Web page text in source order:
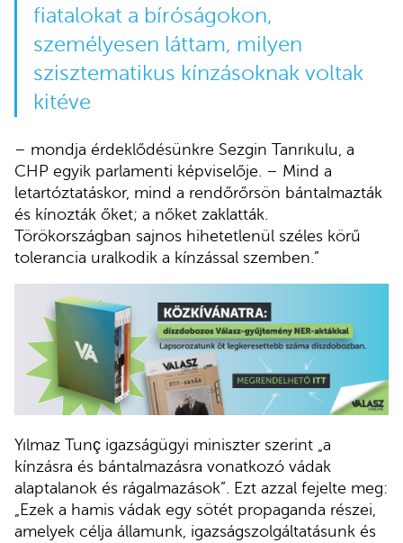
fiatalokat a bíróságokon,
személyesen láttam, milyen
szisztematikus kínzásoknak voltak
kitéve
– mondja érdeklődésünkre Sezgin Tanrıkulu, a
CHP egyik parlamenti képviselője. – Mind a
letartóztatáskor, mind a rendőrőrsön bántalmazták
és kínozták őket; a nőket zaklatták.
Törökországban sajnos hihetetlenül széles körű
tolerancia uralkodik a kínzással szemben.”
Yılmaz Tunç igazságügyi miniszter szerint „a
kínzásra és bántalmazásra vonatkozó vádak
alaptalanok és rágalmazások”. Ezt azzal fejelte meg:
„Ezek a hamis vádak egy sötét propaganda részei,
amelyek célja államunk, igazságszolgáltatásunk és